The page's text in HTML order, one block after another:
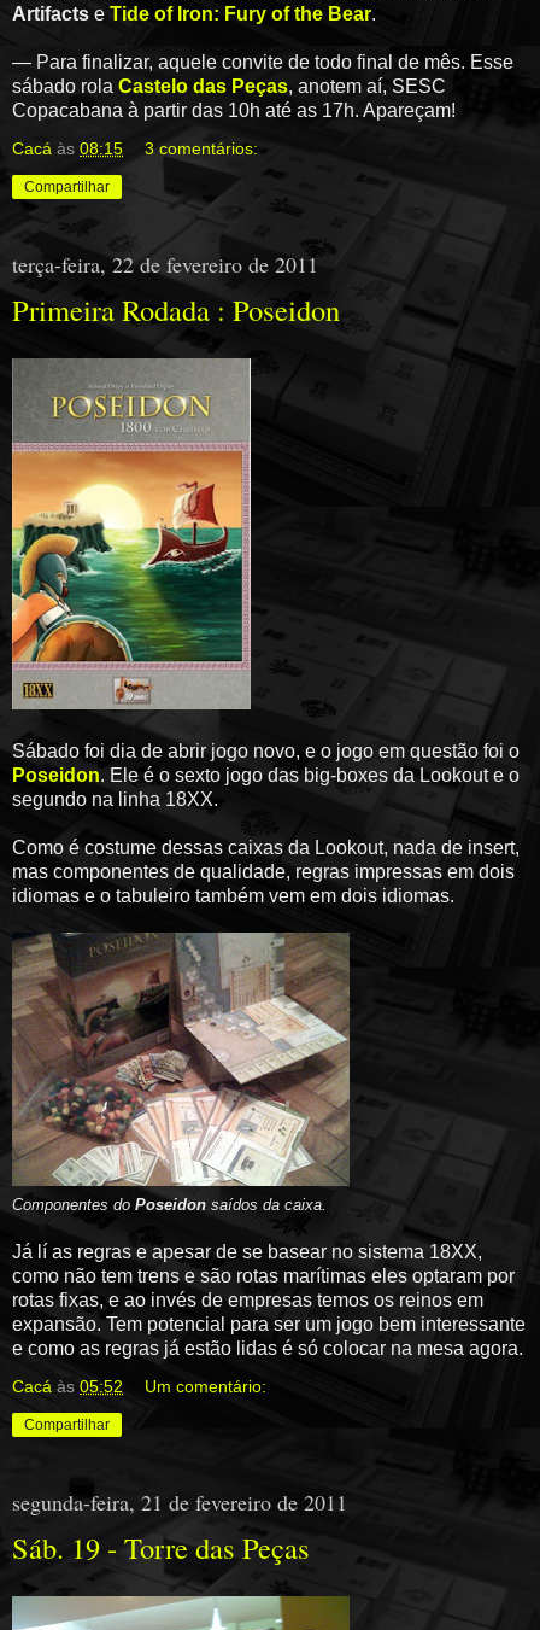
Artifacts e Tide of Iron: Fury of the Bear.
— Para finalizar, aquele convite de todo final de mês. Esse
sábado rola Castelo das Peças, anotem aí, SESC
Copacabana à partir das 10h até as 17h. Apareçam!
Cacá às 08:15 3 comentários:
Compartilhar
terça-feira, 22 de fevereiro de 2011
Primeira Rodada : Poseidon
Sábado foi dia de abrir jogo novo, e o jogo em questão foi o
Poseidon. Ele é o sexto jogo das big-boxes da Lookout e o
segundo na linha 18XX.
Como é costume dessas caixas da Lookout, nada de insert,
mas componentes de qualidade, regras impressas em dois
idiomas e o tabuleiro também vem em dois idiomas.
Componentes do Poseidon saídos da caixa.
Já lí as regras e apesar de se basear no sistema 18XX,
como não tem trens e são rotas marítimas eles optaram por
rotas fixas, e ao invés de empresas temos os reinos em
expansão. Tem potencial para ser um jogo bem interessante
e como as regras já estão lidas é só colocar na mesa agora.
Cacá às 05:52 Um comentário:
Compartilhar
segunda-feira, 21 de fevereiro de 2011
Sáb. 19 - Torre das Peças